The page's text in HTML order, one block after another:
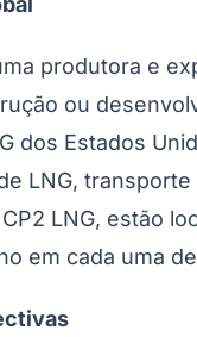
produtora e
ou
dos Estados
LNG,
LNG, estão
em cada uma